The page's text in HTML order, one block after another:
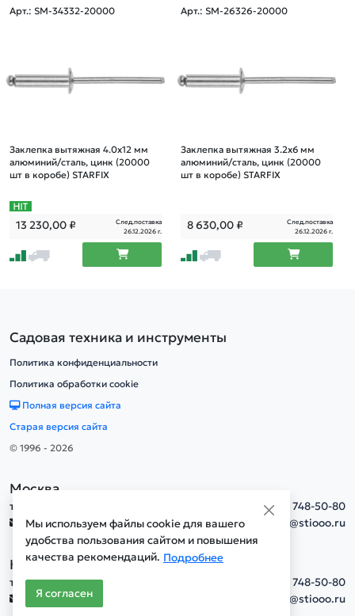
Арт.: SM-34332-20000
Заклепка вытяжная 4.0х12 мм
алюминий/сталь, цинк (20000
шт в коробе) STARFIX
13 230,00₽
След.поставка
26.12.2026 г.
Арт.: SM-26326-20000
Заклепка вытяжная 3.2х6 мм
алюминий/сталь, цинк (20000
шт в коробе) STARFIX
8 630,00₽
След.поставка
26.12.2026 г.
Мы используем файлы cookie для вашего
удобства пользования сайтом и повышения
качества рекомендаций. Подробнее
Я согласен
Садовая техника и инструменты
Политика конфиденциальности
Политика обработки cookie
Полная версия сайта
Старая версия сайта
© 1996 - 2026
Москва
тел.
+7(495) 748-50-80
info@stiooo.ru
Новосибирск
тел.
+7(495) 748-50-80
info@stiooo.ru